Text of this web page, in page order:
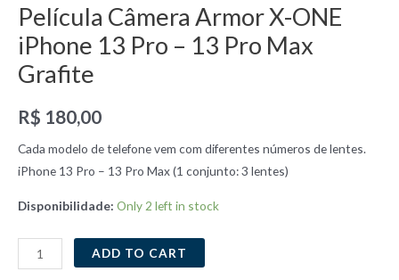
Película Câmera Armor X-ONE
iPhone 13 Pro – 13 Pro Max
Grafite
R$ 180,00
Cada modelo de telefone vem com diferentes números de lentes.
iPhone 13 Pro – 13 Pro Max (1 conjunto: 3 lentes)
Disponibilidade: Only 2 left in stock
Película
Câmera
ADD TO CART